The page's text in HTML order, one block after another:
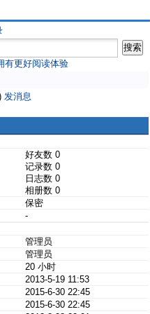
有更好阅读体验
发消息
好友数 0
记录数 0
日志数 0
相册数 0
保密
-
管理员
管理员
20 小时
2013-5-19 11:53
2015-6-30 22:45
2015-6-30 22:45